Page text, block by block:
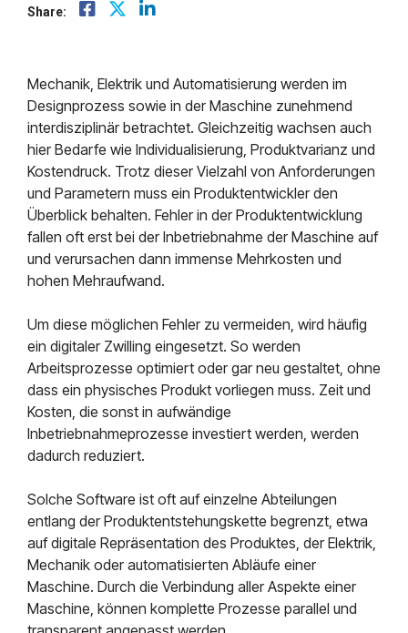
Share:
Mechanik, Elektrik und Automatisierung werden im
Designprozess sowie in der Maschine zunehmend
interdisziplinär betrachtet. Gleichzeitig wachsen auch
hier Bedarfe wie Individualisierung, Produktvarianz und
Kostendruck. Trotz dieser Vielzahl von Anforderungen
und Parametern muss ein Produktentwickler den
Überblick behalten. Fehler in der Produktentwicklung
fallen oft erst bei der Inbetriebnahme der Maschine auf
und verursachen dann immense Mehrkosten und
hohen Mehraufwand.
Um diese möglichen Fehler zu vermeiden, wird häufig
ein digitaler Zwilling eingesetzt. So werden
Arbeitsprozesse optimiert oder gar neu gestaltet, ohne
dass ein physisches Produkt vorliegen muss. Zeit und
Kosten, die sonst in aufwändige
Inbetriebnahmeprozesse investiert werden, werden
dadurch reduziert.
Solche Software ist oft auf einzelne Abteilungen
entlang der Produktentstehungskette begrenzt, etwa
auf digitale Repräsentation des Produktes, der Elektrik,
Mechanik oder automatisierten Abläufe einer
Maschine. Durch die Verbindung aller Aspekte einer
Maschine, können komplette Prozesse parallel und